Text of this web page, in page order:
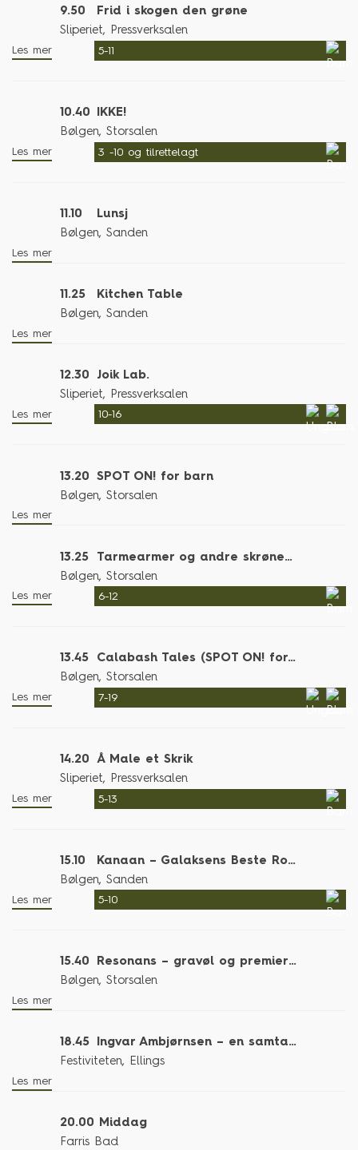
9.50
Frid i skogen den grøne
Sliperiet, Pressverksalen
5-11
Les mer
10.40 IKKE!
Bølgen, Storsalen
3 -10 og tilrettelagt
Les mer
11.10
Lunsj
Bølgen, Sanden
Les mer
11.25
Kitchen Table
Bølgen, Sanden
Les mer
12.30
Joik Lab.
Sliperiet, Pressverksalen
10-16
Les mer
13.20 SPOT ON! for barn
Bølgen, Storsalen
Les mer
13.25
Tarmearmer og andre skrøner – Rakkarpakk (SPOT ON! for barn)
Bølgen, Storsalen
6-12
Les mer
13.45
Calabash Tales (SPOT ON! for barn)
Bølgen, Storsalen
7-19
Les mer
14.20 Å Male et Skrik
Sliperiet, Pressverksalen
5-13
Les mer
15.10
Kanaan – Galaksens Beste Rockekonsert
Bølgen, Sanden
5-10
Les mer
15.40
Resonans – gravøl og premierefest
Bølgen, Storsalen
Les mer
18.45
Ingvar Ambjørnsen – en samtale på Ellings kafé
Festiviteten, Ellings
Les mer
20.00 Middag
Farris Bad